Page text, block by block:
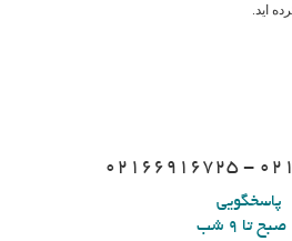
اید.
02166916725 -
پاسخگویی